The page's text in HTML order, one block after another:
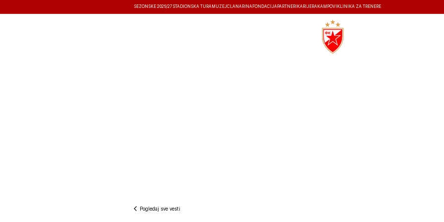
SEZONSKE 2026/27 STADIONSKA TURA MUZEJČLANARINA FONDACIJA PARTNERI KARIJERA KAMPOVI KLINIKA ZA TRENERE
Pogledaj sve vesti